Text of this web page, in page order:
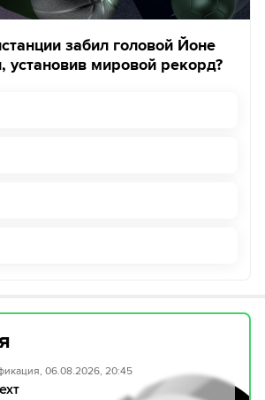
забил головой Йоне
установив мировой рекорд?
06.08.2026, 20:45